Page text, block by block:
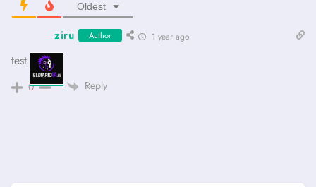
Oldest
ziru Author 1 year ago
test 2
0 Reply